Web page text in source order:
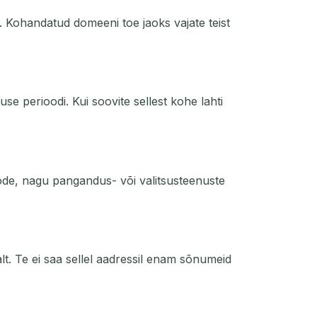
domeeni toe jaoks vajate teist
perioodi. Kui soovite sellest kohe lahti
nagu pangandus- või valitsusteenuste
Te ei saa sellel aadressil enam sõnumeid